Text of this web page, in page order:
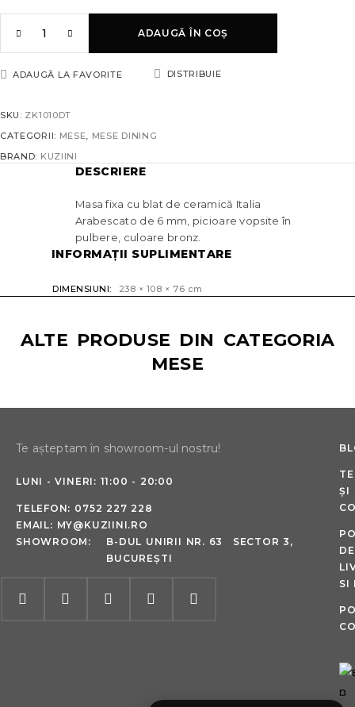
ADAUGĂ ÎN COȘ
ADAUGĂ LA FAVORITE DISTRIBUIE
SKU: ZK1010DT
CATEGORII: MESE, MESE DINING
BRAND: KUZIINI
DESCRIERE
Masa fixa cu blat de ceramică Italia
Arabescato de 6 mm, picioare vopsite în
pulbere, culoare bronz.
INFORMAȚII SUPLIMENTARE
DIMENSIUNI 238 × 108 × 76 cm
ALTE PRODUSE DIN CATEGORIA
MESE
Te așteptam în showroom-ul nostru!
LUNI - VINERI: 11:00 - 20:00
TELEFON: 0752 227 228
EMAIL: MY@KUZIINI.RO
SHOWROOM:
B-DUL UNIRII NR. 63 SECTOR 3,
BUCUREȘTI
ȘI
DE
SI